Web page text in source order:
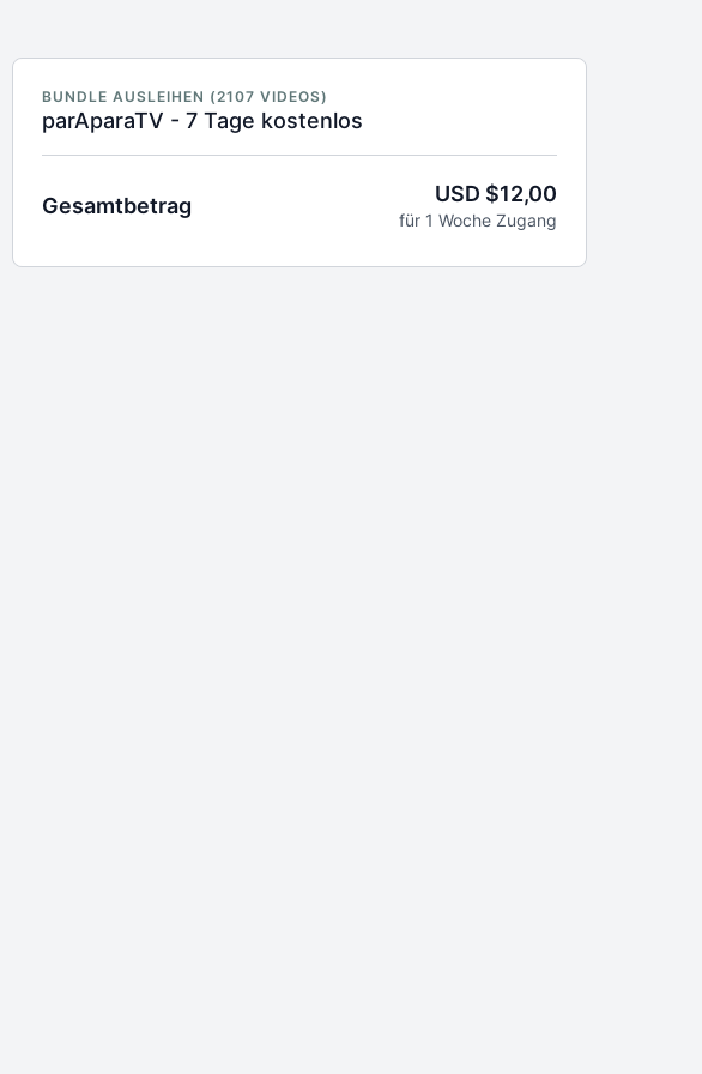
BUNDLE AUSLEIHEN (2107 VIDEOS)
parAparaTV - 7 Tage kostenlos
Gesamtbetrag USD $12,00
für 1 Woche Zugang